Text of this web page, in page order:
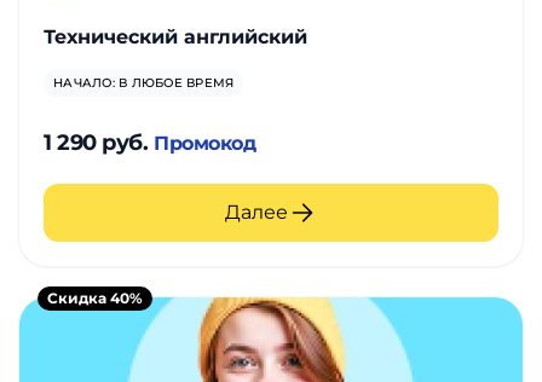
Технический английский
НАЧАЛО: В ЛЮБОЕ ВРЕМЯ
1 290 руб. Промокод
Далее
Скидка 40%